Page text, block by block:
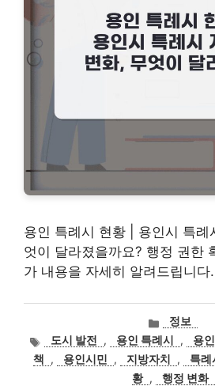
용인 특례시 현황 | 용인시 특례
엇이 달라졌을까요? 행정 권한
가 내용을 자세히 알려드립니다.
카
테
고
리
정보
태도시 발전 , 용인 특례시 , 용
책
, 용인시민 , 지방자치 , 특례
황 , 행정 변화